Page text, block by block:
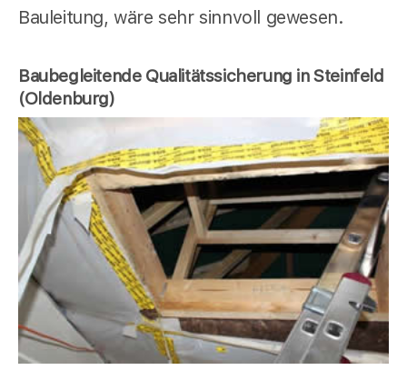
Bauleitung, wäre sehr sinnvoll gewesen.
Baubegleitende Qualitätssicherung in Steinfeld
(Oldenburg)